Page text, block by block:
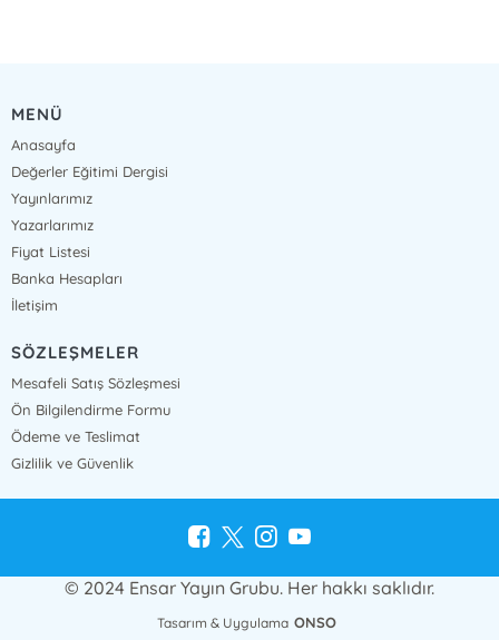
MENÜ
Anasayfa
Değerler Eğitimi Dergisi
Yayınlarımız
Yazarlarımız
Fiyat Listesi
Banka Hesapları
İletişim
SÖZLEŞMELER
Mesafeli Satış Sözleşmesi
Ön Bilgilendirme Formu
Ödeme ve Teslimat
Gizlilik ve Güvenlik
© 2024 Ensar Yayın Grubu. Her hakkı saklıdır.
Tasarım & Uygulama ONSO